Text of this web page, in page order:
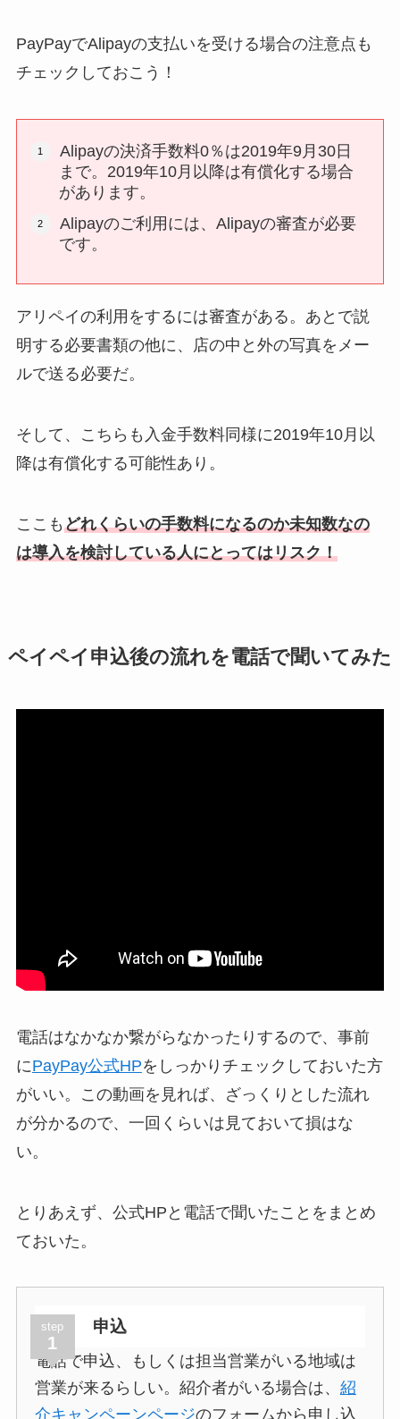
PayPayでAlipayの支払いを受ける場合の注意点も
チェックしておこう！
Alipayの決済手数料0％は2019年9月30日
まで。2019年10月以降は有償化する場合
があります。
Alipayのご利用には、Alipayの審査が必要
です。
アリペイの利用をするには審査がある。あとで説
明する必要書類の他に、店の中と外の写真をメー
ルで送る必要だ。
そして、こちらも入金手数料同様に2019年10月以
降は有償化する可能性あり。
ここもどれくらいの手数料になるのか未知数なの
は導入を検討している人にとってはリスク！
ペイペイ申込後の流れを電話で聞いてみた
電話はなかなか繋がらなかったりするので、事前
にPayPay公式HPをしっかりチェックしておいた方
がいい。この動画を見れば、ざっくりとした流れ
が分かるので、一回くらいは見ておいて損はな
い。
とりあえず、公式HPと電話で聞いたことをまとめ
ておいた。
step
1
申込
電話で申込、もしくは担当営業がいる地域は
営業が来るらしい。紹介者がいる場合は、 紹
介キャンペーンページのフォームから申し込